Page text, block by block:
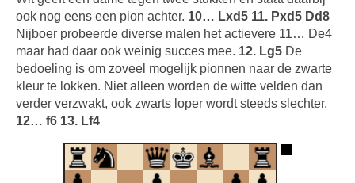
ook nog eens een pion achter. 10… Lxd5 11. Pxd5 Dd8
Nijboer probeerde diverse malen het actievere 11… De4
maar had daar ook weinig succes mee. 12. Lg5 De
bedoeling is om zoveel mogelijk pionnen naar de zwarte
kleur te lokken. Niet alleen worden de witte velden dan
verder verzwakt, ook zwarts loper wordt steeds slechter.
12… f6 13. Lf4